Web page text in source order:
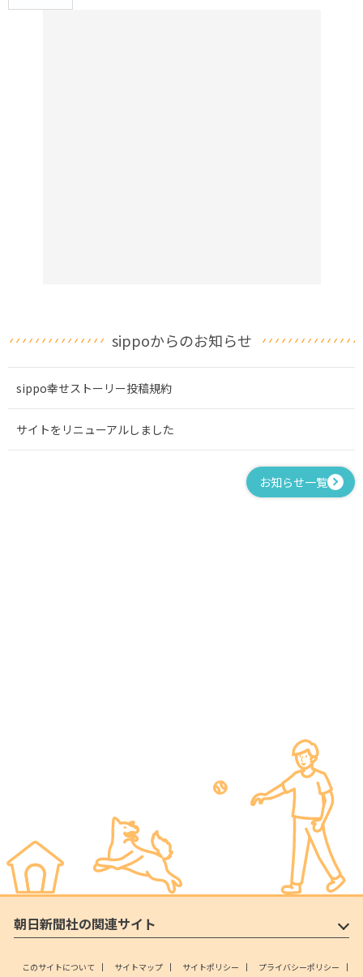
sippoからのお知らせ
sippo幸せストーリー投稿規約
サイトをリニューアルしました
お知らせ一覧
朝日新聞社の関連サイト
このサイトについて サイトマップ サイトポリシー プライバシーポリシー